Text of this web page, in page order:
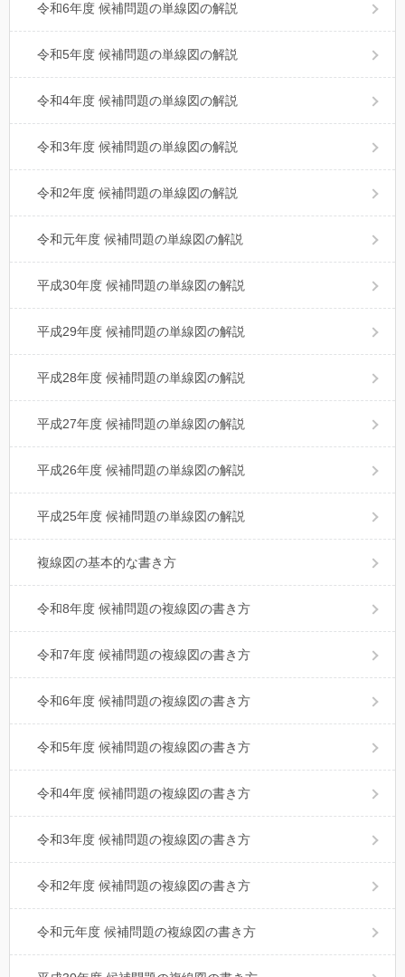
令和6年度 候補問題の単線図の解説
令和5年度 候補問題の単線図の解説
令和4年度 候補問題の単線図の解説
令和3年度 候補問題の単線図の解説
令和2年度 候補問題の単線図の解説
令和元年度 候補問題の単線図の解説
平成30年度 候補問題の単線図の解説
平成29年度 候補問題の単線図の解説
平成28年度 候補問題の単線図の解説
平成27年度 候補問題の単線図の解説
平成26年度 候補問題の単線図の解説
平成25年度 候補問題の単線図の解説
複線図の基本的な書き方
令和8年度 候補問題の複線図の書き方
令和7年度 候補問題の複線図の書き方
令和6年度 候補問題の複線図の書き方
令和5年度 候補問題の複線図の書き方
令和4年度 候補問題の複線図の書き方
令和3年度 候補問題の複線図の書き方
令和2年度 候補問題の複線図の書き方
令和元年度 候補問題の複線図の書き方